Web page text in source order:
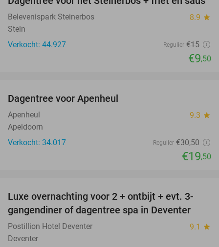
37%
Belevenispark Steinerbos 8.9 star
Stein
Verkocht: 44.927
Regulier €15
€9,50
Dagentree voor Apenheul
Apenheul 9.3 star
Apeldoorn
Verkocht: 34.017
Regulier €30,50
€19,50
Luxe overnachting voor 2 + ontbijt + evt. 3-
gangendiner of dagentree spa in Deventer
Postillion Hotel Deventer 9.1 star
Deventer